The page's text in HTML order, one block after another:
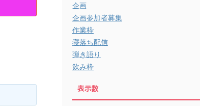
企画
企画参加者募集
作業枠
寝落ち配信
弾き語り
飲み枠
表示数